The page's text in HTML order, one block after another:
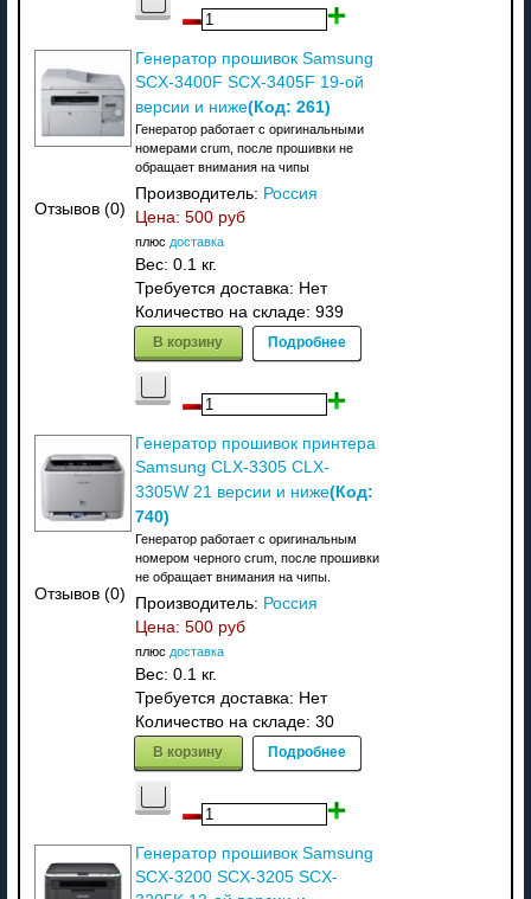
Отзывов (0)
Генератор прошивок Samsung
SCX-3400F SCX-3405F 19-ой
версии и ниже(Код: 261)
Генератор работает с оригинальными
номерами crum, после прошивки не
обращает внимания на чипы
Производитель: Россия
Цена: 500 руб
плюс доставка
Вес: 0.1 кг.
Требуется доставка: Нет
Количество на складе: 939
В корзину Подробнее
Отзывов (0)
Генератор прошивок принтера
Samsung CLX-3305 CLX-
3305W 21 версии и ниже(Код:
740)
Генератор работает с оригинальным
номером черного crum, после прошивки
не обращает внимания на чипы.
Производитель: Россия
Цена: 500 руб
плюс доставка
Вес: 0.1 кг.
Требуется доставка: Нет
Количество на складе: 30
В корзину Подробнее
Генератор прошивок Samsung
SCX-3200 SCX-3205 SCX-